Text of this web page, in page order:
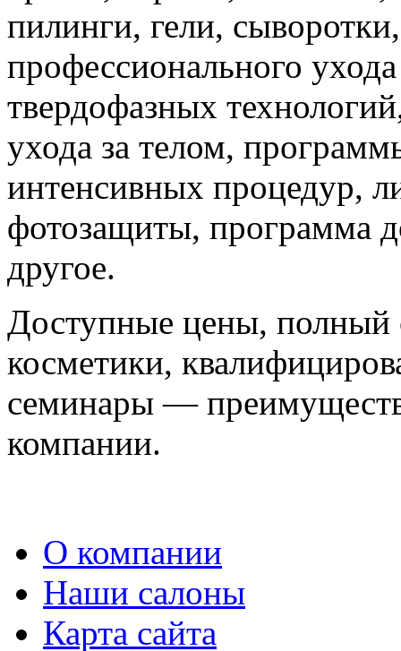
пилинги, гели,
профессионального
твердофазных
ухода за телом,
интенсивных процедур,
фотозащиты, программа
другое.
Доступные цены, полный
косметики,
семинары —
компании.
О компании
Наши салоны
Карта сайта